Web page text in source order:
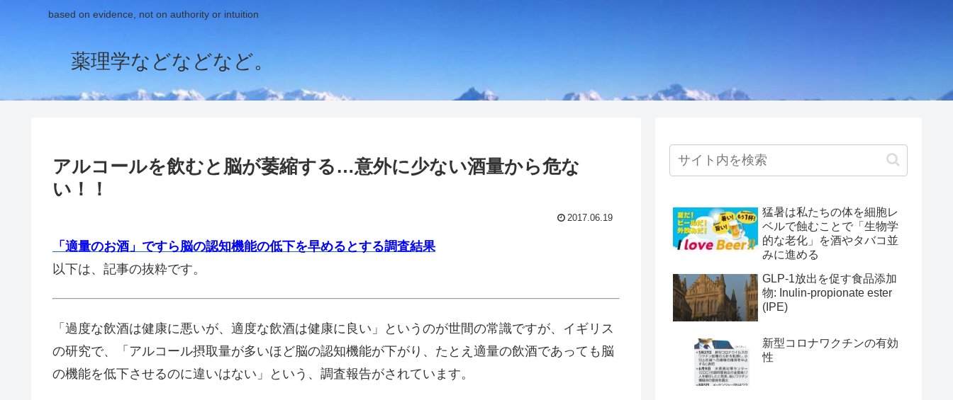
based on evidence, not on authority or intuition
薬理学などなどなど。
アルコールを飲むと脳が萎縮する…意外に少ない酒量から危な
い！！
2017.06.19
「適量のお酒」ですら脳の認知機能の低下を早めるとする調査結果
以下は、記事の抜粋です。
「過度な飲酒は健康に悪いが、適度な飲酒は健康に良い」というのが世間の常識ですが、イギリス
の研究で、「アルコール摂取量が多いほど脳の認知機能が下がり、たとえ適量の飲酒であっても脳
の機能を低下させるのに違いはない」という、調査報告がされています。
猛暑は私たちの体を細胞レ
ベルで蝕むことで「生物学
的な老化」を酒やタバコ並
みに進める
GLP-1放出を促す食品添加
物: Inulin-propionate ester
(IPE)
新型コロナワクチンの有効
性